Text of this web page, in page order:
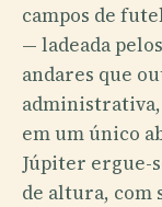
campos de
— ladeada
andares que
em um único
Júpiter ergue-
de altura, com